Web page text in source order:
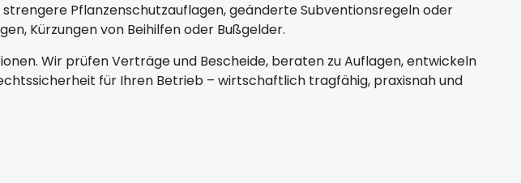
Pflanzenschutzauflagen, geänderte Subventionsregeln oder
Kürzungen von Beihilfen oder Bußgelder.
Wir prüfen Verträge und Bescheide, beraten zu Auflagen, entwickeln
für Ihren Betrieb – wirtschaftlich tragfähig, praxisnah und